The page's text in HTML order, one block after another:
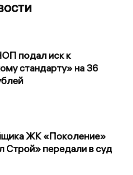
подал иск к
стандарту» на 36
ЖК «Поколение»
Строй» передали в суд